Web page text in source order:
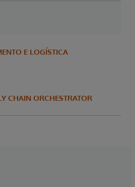
E LOGÍSTICA
CHAIN ORCHESTRATOR